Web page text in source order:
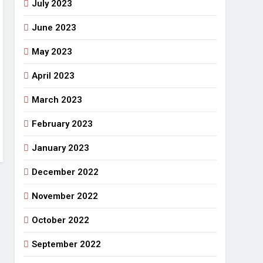
July 2023
June 2023
May 2023
April 2023
March 2023
February 2023
January 2023
December 2022
November 2022
October 2022
September 2022